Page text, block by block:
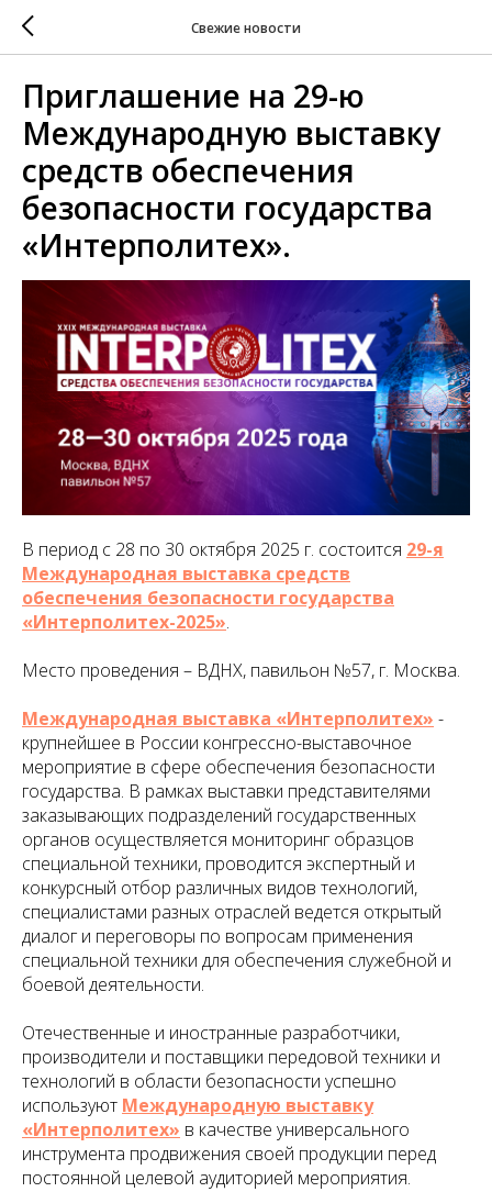
Свежие новости
Приглашение на 29-ю
Международную выставку
средств обеспечения
безопасности государства
«Интерполитех».
В период с 28 по 30 октября 2025 г. состоится 29-я
Международная выставка средств
обеспечения безопасности государства
«Интерполитех-2025».
Место проведения – ВДНХ, павильон №57, г. Москва.
Международная выставка «Интерполитех» -
крупнейшее в России конгрессно-выставочное
мероприятие в сфере обеспечения безопасности
государства. В рамках выставки представителями
заказывающих подразделений государственных
органов осуществляется мониторинг образцов
специальной техники, проводится экспертный и
конкурсный отбор различных видов технологий,
специалистами разных отраслей ведется открытый
диалог и переговоры по вопросам применения
специальной техники для обеспечения служебной и
боевой деятельности.
Отечественные и иностранные разработчики,
производители и поставщики передовой техники и
технологий в области безопасности успешно
используют Международную выставку
«Интерполитех» в качестве универсального
инструмента продвижения своей продукции перед
постоянной целевой аудиторией мероприятия.